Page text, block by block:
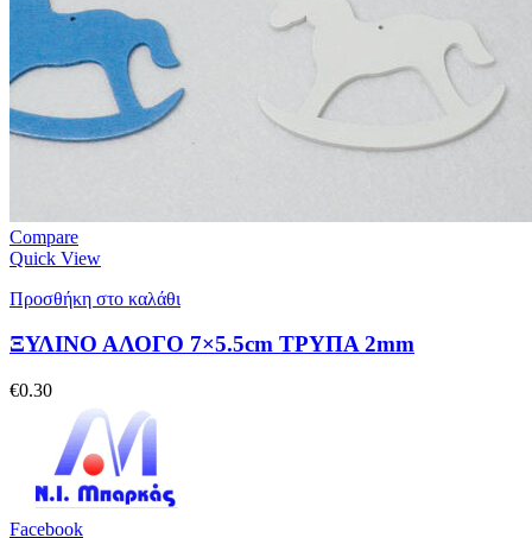
Compare
Quick View
Προσθήκη στο καλάθι
ΞΥΛΙΝΟ ΑΛΟΓΟ 7×5.5cm ΤΡΥΠΑ 2mm
€0.30
Facebook